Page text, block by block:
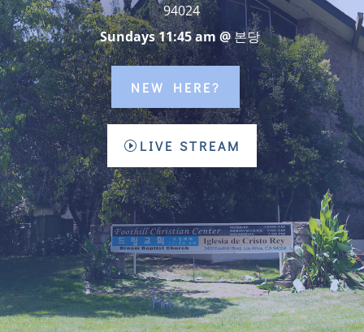
94024
Sundays 11:45 am @본당
NEW HERE?
LIVE STREAM